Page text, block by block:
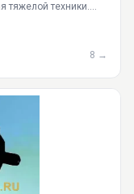
тяжелой техники.
8 →